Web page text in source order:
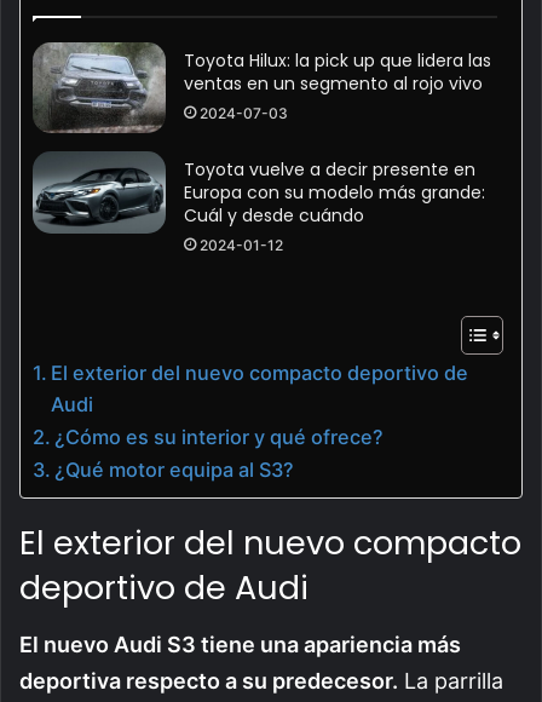
Toyota Hilux: la pick up que lidera las
ventas en un segmento al rojo vivo
2024-07-03
Toyota vuelve a decir presente en
Europa con su modelo más grande:
Cuál y desde cuándo
2024-01-12
El exterior del nuevo compacto deportivo de
Audi
¿Cómo es su interior y qué ofrece?
¿Qué motor equipa al S3?
El exterior del nuevo compacto
deportivo de Audi
El nuevo Audi S3 tiene una apariencia más
deportiva respecto a su predecesor. La parrilla